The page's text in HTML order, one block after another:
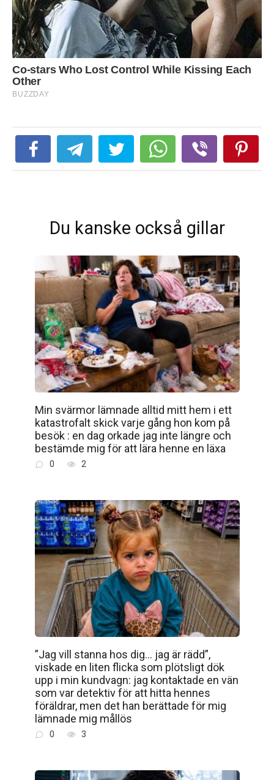
Du kanske också gillar
Min svärmor lämnade alltid mitt hem i ett
katastrofalt skick varje gång hon kom på
besök : en dag orkade jag inte längre och
bestämde mig för att lära henne en läxa
0 2
”Jag vill stanna hos dig… jag är rädd”,
viskade en liten flicka som plötsligt dök
upp i min kundvagn: jag kontaktade en vän
som var detektiv för att hitta hennes
föräldrar, men det han berättade för mig
lämnade mig mållös
0 3